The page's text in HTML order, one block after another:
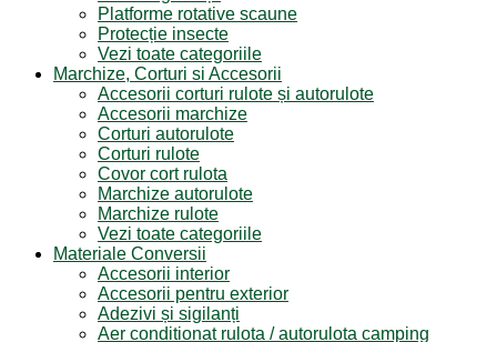
Platforme rotative scaune
Protecție insecte
Vezi toate categoriile
Marchize, Corturi si Accesorii
Accesorii corturi rulote și autorulote
Accesorii marchize
Corturi autorulote
Corturi rulote
Covor cort rulota
Marchize autorulote
Marchize rulote
Vezi toate categoriile
Materiale Conversii
Accesorii interior
Accesorii pentru exterior
Adezivi și sigilanți
Aer conditionat rulota / autorulota camping